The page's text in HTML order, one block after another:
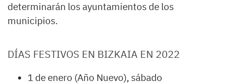
determinarán los ayuntamientos de los
municipios.
DÍAS FESTIVOS EN BIZKAIA EN 2022
1 de enero (Año Nuevo), sábado